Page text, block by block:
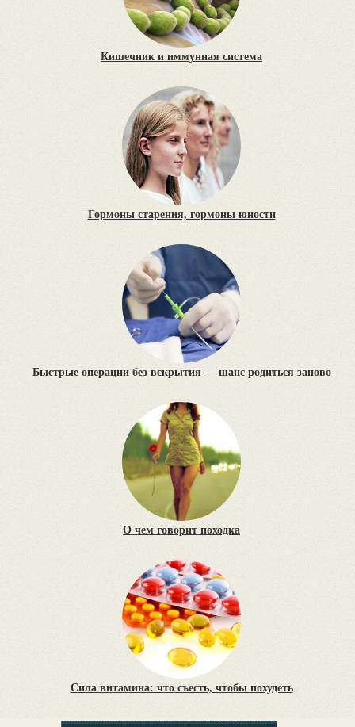
Кишечник и иммунная система
Гормоны старения, гормоны юности
Быстрые операции без вскрытия — шанс родиться заново
О чем говорит походка
Сила витамина: что съесть, чтобы похудеть